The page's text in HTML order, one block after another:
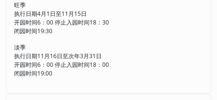
旺季
执行日期4月1日至11月15日
开园时间6：00 停止入园时间18：30
闭园时间19:30
淡季
执行日期11月16日至次年3月31日
开园时间6：00 停止入园时间18：00
闭园时间19:00